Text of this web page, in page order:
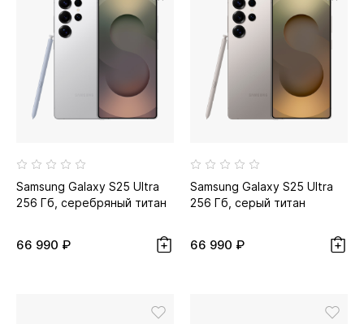
Samsung Galaxy S25 Ultra
256 Гб, серебряный титан
66 990 ₽
Samsung Galaxy S25 Ultra
256 Гб, серый титан
66 990 ₽